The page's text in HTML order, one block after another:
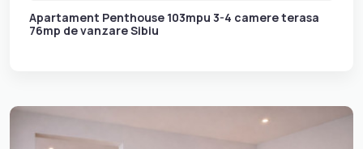
Apartament Penthouse 103mpu 3-4 camere terasa
76mp de vanzare Sibiu